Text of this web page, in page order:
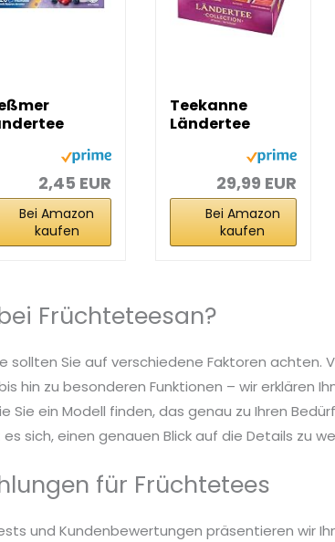
| 20
2,45 EUR
Bei Amazon
kaufen
Teekanne
Ländertee
180 Teebeutel...
29,99 EUR
Bei Amazon
kaufen
Früchteteesan?
sollten Sie auf verschiedene Faktoren achten.
hin zu besonderen Funktionen – wir erklären
Sie ein Modell finden, das genau zu Ihren
sich, einen genauen Blick auf die Details zu
für Früchtetees
und Kundenbewertungen präsentieren wir